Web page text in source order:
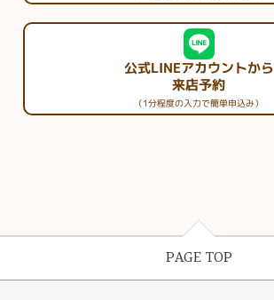
公式LINEアカウントから
来店予約
（1分程度の入力で簡単申込み）
PAGE TOP